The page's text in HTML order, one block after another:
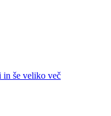
in še veliko več